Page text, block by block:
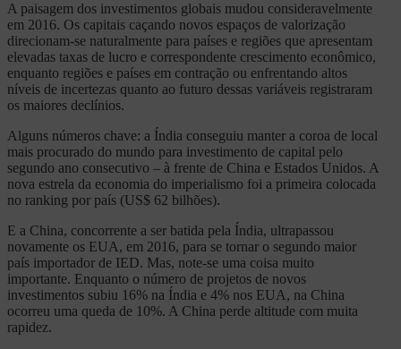
A paisagem dos investimentos globais mudou consideravelmente
em 2016. Os capitais caçando novos espaços de valorização
direcionam-se naturalmente para países e regiões que apresentam
elevadas taxas de lucro e correspondente crescimento econômico,
enquanto regiões e países em contração ou enfrentando altos
níveis de incertezas quanto ao futuro dessas variáveis registraram
os maiores declínios.
Alguns números chave: a Índia conseguiu manter a coroa de local
mais procurado do mundo para investimento de capital pelo
segundo ano consecutivo – à frente de China e Estados Unidos. A
nova estrela da economia do imperialismo foi a primeira colocada
no ranking por país (US$ 62 bilhões).
E a China, concorrente a ser batida pela Índia, ultrapassou
novamente os EUA, em 2016, para se tornar o segundo maior
país importador de IED. Mas, note-se uma coisa muito
importante. Enquanto o número de projetos de novos
investimentos subiu 16% na Índia e 4% nos EUA, na China
ocorreu uma queda de 10%. A China perde altitude com muita
rapidez.